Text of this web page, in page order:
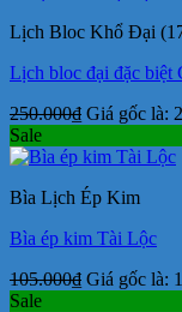
Lịch Bloc Khổ Đại
Lịch bloc đại đặc biệt
250.000₫ Giá gốc là:
Sale
Bìa Lịch Ép Kim
Bìa ép kim Tài Lộc
105.000₫ Giá gốc là:
Sale